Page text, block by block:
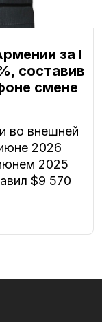
за I
составив
смене
во внешней
2026
2025
$9 570